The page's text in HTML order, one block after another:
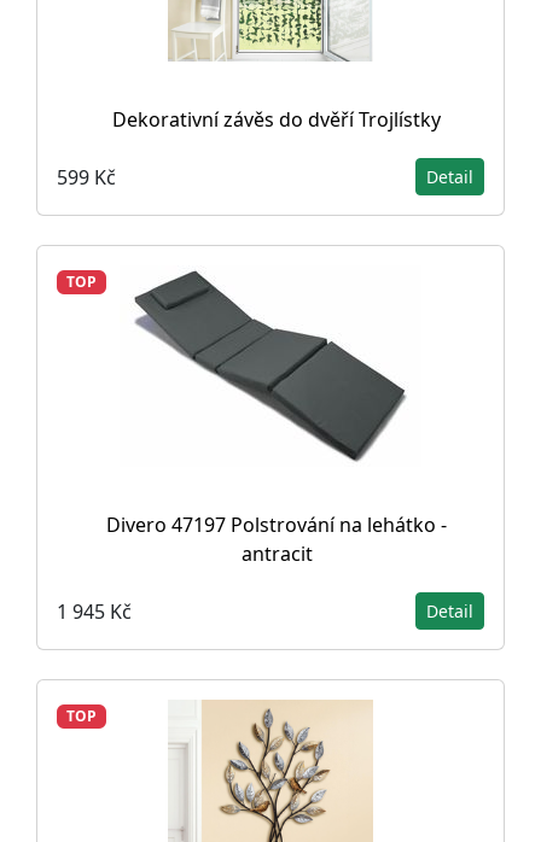
Dekorativní závěs do dvěří Trojlístky
599 Kč Detail
TOP
Divero 47197 Polstrování na lehátko -
antracit
1 945 Kč Detail
TOP